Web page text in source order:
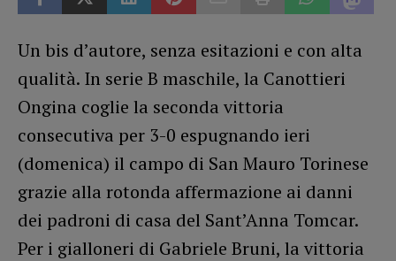
Un bis d’autore, senza esitazioni e con alta
qualità. In serie B maschile, la Canottieri
Ongina coglie la seconda vittoria
consecutiva per 3-0 espugnando ieri
(domenica) il campo di San Mauro Torinese
grazie alla rotonda affermazione ai danni
dei padroni di casa del Sant’Anna Tomcar.
Per i gialloneri di Gabriele Bruni, la vittoria